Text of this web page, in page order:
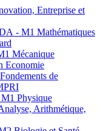
Entreprise et
- M1 Mathématiques
Mécanique
Economie
de
Physique
Arithmétique,